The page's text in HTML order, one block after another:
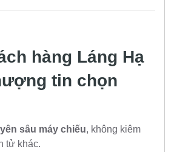
hàng Láng Hạ
tin chọn
sâu máy chiếu, không kiêm
tử khác.